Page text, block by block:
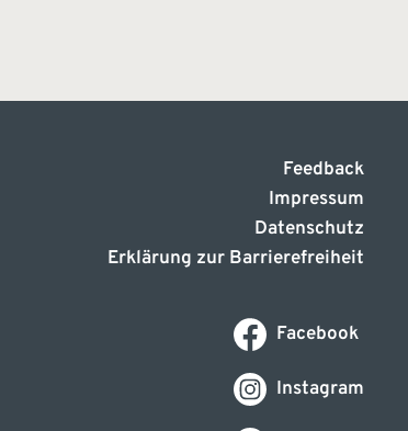
Feedback
Impressum
Datenschutz
Erklärung zur Barrierefreiheit
Facebook
Instagram